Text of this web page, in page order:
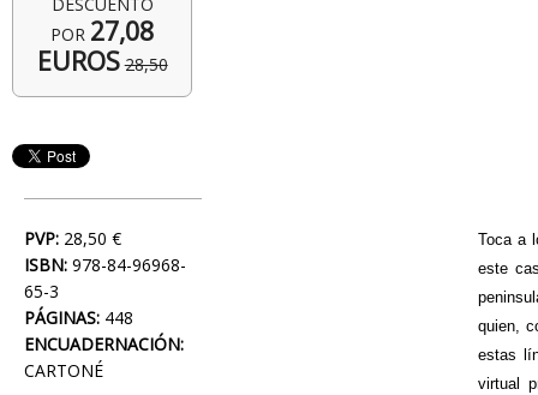
POR 27,08
EUROS 28,50
PVP: 28,50 €
ISBN: 978-84-96968-
65-3
PÁGINAS: 448
ENCUADERNACIÓN:
CARTONÉ
Toca a
este
quien,
estas
virtual